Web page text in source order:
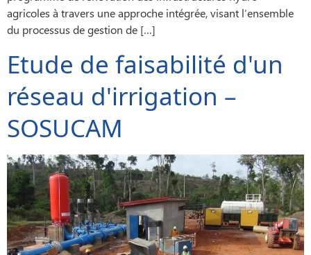
agricoles à travers une approche intégrée, visant l’ensemble
du processus de gestion de […]
Etude de faisabilité d'un
réseau d'irrigation –
SOSUCAM